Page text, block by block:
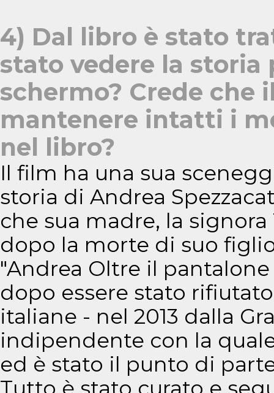
4) Dal libro è stato
stato vedere la storia
schermo? Crede che
mantenere intatti i
nel libro?
Il film ha una sua
storia di Andrea
che sua madre, la
dopo la morte di suo
"Andrea Oltre il
dopo essere stato
italiane - nel 2013 dalla
indipendente con la
ed è stato il punto di
Tutto è stato curato e